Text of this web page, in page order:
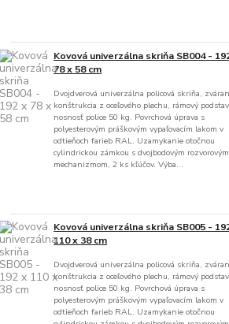
Kovová univerzálna skriňa SB004 -
78 x 58 cm
Dvojdverová univerzálna policová skriňa,
konštrukcia z oceľového plechu, rámový
nosnosť police 50 kg. Povrchová úprava s
polyesterovým práškovým vypaľovacím lakom v
odtieňoch farieb RAL. Uzamykanie otočnou
cylindrickou zámkou s dvojbodovým rozvorovým
mechanizmom, 2 ks kľúčov. Výba...
Kovová univerzálna skriňa SB005 -
110 x 38 cm
Dvojdverová univerzálna policová skriňa,
konštrukcia z oceľového plechu, rámový
nosnosť police 50 kg. Povrchová úprava s
polyesterovým práškovým vypaľovacím lakom v
odtieňoch farieb RAL. Uzamykanie otočnou